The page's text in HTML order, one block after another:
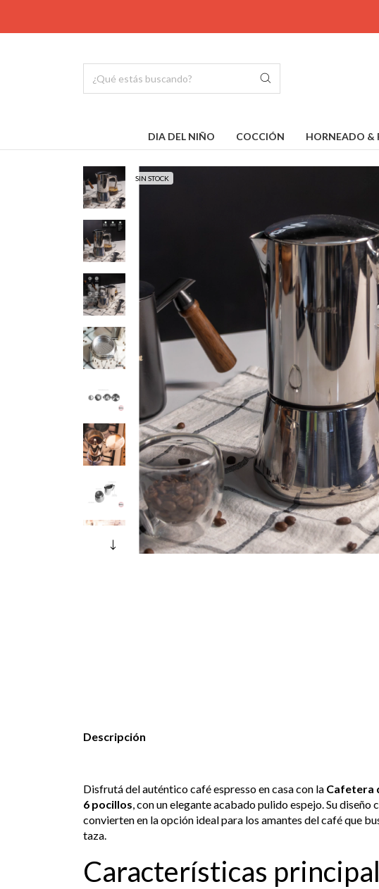
DIA DEL NIÑO COCCIÓN HORNEADO &
SIN STOCK
Descripción
Disfrutá del auténtico café espresso en casa con la Cafetera
6 pocillos, con un elegante acabado pulido espejo. Su
convierten en la opción ideal para los amantes del café que
taza.
Características